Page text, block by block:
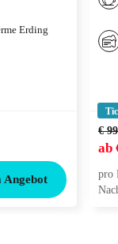
Erding
Angebot
€
ab
pro